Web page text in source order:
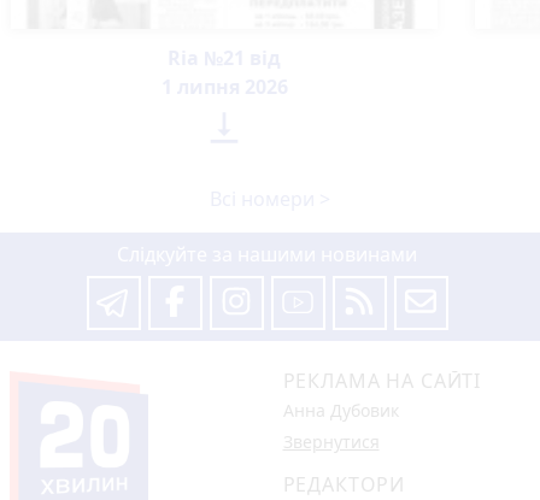
РЕКЛАМА НА САЙТІ
Анна Дубовик
Звернутися
РЕДАКТОРИ